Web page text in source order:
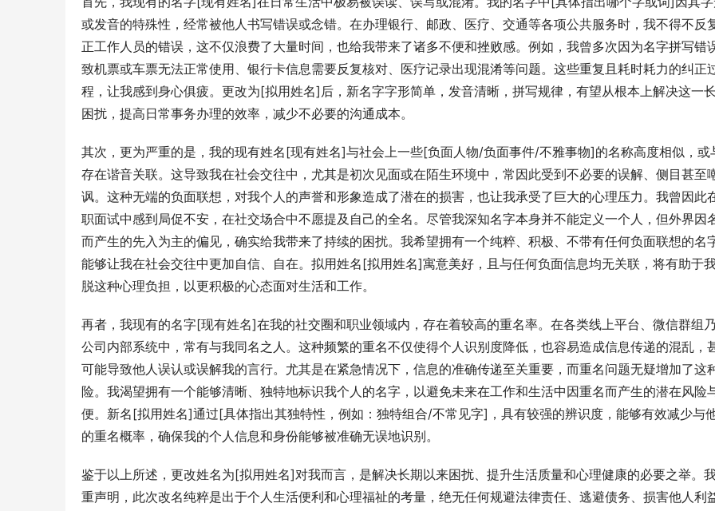
或发音的特殊性，经常被他人书写错误或念错。在办理银行、邮政、医疗、交通等各项公共服务时，我不得不反
正工作人员的错误，这不仅浪费了大量时间，也给我带来了诸多不便和挫败感。例如，我曾多次因为名字拼写错
致机票或车票无法正常使用、银行卡信息需要反复核对、医疗记录出现混淆等问题。这些重复且耗时耗力的纠正
程，让我感到身心俱疲。更改为[拟用姓名]后，新名字字形简单，发音清晰，拼写规律，有望从根本上解决这一
困扰，提高日常事务办理的效率，减少不必要的沟通成本。
其次，更为严重的是，我的现有姓名[现有姓名]与社会上一些[负面人物/负面事件/不雅事物]的名称高度相似，或
存在谐音关联。这导致我在社会交往中，尤其是初次见面或在陌生环境中，常因此受到不必要的误解、侧目甚至
讽。这种无端的负面联想，对我个人的声誉和形象造成了潜在的损害，也让我承受了巨大的心理压力。我曾因此
职面试中感到局促不安，在社交场合中不愿提及自己的全名。尽管我深知名字本身并不能定义一个人，但外界因
而产生的先入为主的偏见，确实给我带来了持续的困扰。我希望拥有一个纯粹、积极、不带有任何负面联想的名
能够让我在社会交往中更加自信、自在。拟用姓名[拟用姓名]寓意美好，且与任何负面信息均无关联，将有助于
脱这种心理负担，以更积极的心态面对生活和工作。
再者，我现有的名字[现有姓名]在我的社交圈和职业领域内，存在着较高的重名率。在各类线上平台、微信群组
公司内部系统中，常有与我同名之人。这种频繁的重名不仅使得个人识别度降低，也容易造成信息传递的混乱，
可能导致他人误认或误解我的言行。尤其是在紧急情况下，信息的准确传递至关重要，而重名问题无疑增加了这
险。我渴望拥有一个能够清晰、独特地标识我个人的名字，以避免未来在工作和生活中因重名而产生的潜在风险
便。新名[拟用姓名]通过[具体指出其独特性，例如：独特组合/不常见字]，具有较强的辨识度，能够有效减少与
的重名概率，确保我的个人信息和身份能够被准确无误地识别。
鉴于以上所述，更改姓名为[拟用姓名]对我而言，是解决长期以来困扰、提升生活质量和心理健康的必要之举。
重声明，此次改名纯粹是出于个人生活便利和心理福祉的考量，绝无任何规避法律责任、逃避债务、损害他人利